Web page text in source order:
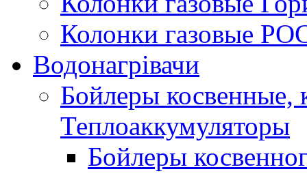
Колонки газовые
Водонагрівачи
Бойлеры косвенные,
Теплоаккумуляторы
Бойлеры